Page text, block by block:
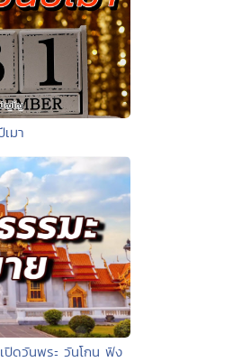
มา
ปิดวันพระ วันโกน ฟัง